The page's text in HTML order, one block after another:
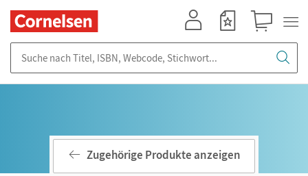
Zugehörige Produkte anzeigen